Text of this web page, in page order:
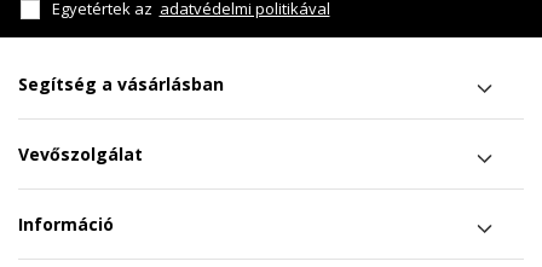
Egyetértek az adatvédelmi politikával
Segítség a vásárlásban
Vevőszolgálat
Információ